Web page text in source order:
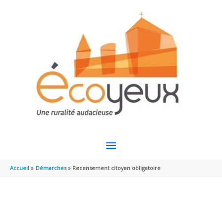
MENU
PRINCIPAL
Accueil Démarches Recensement citoyen obligatoire